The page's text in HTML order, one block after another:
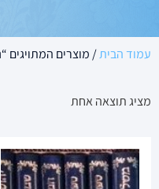
עמוד הבית/ מוצרים המתויגים
מציג תוצאה אחת